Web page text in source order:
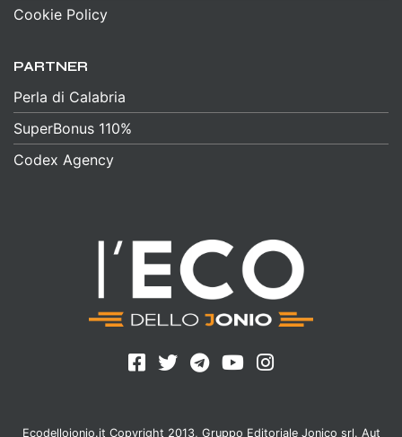
Cookie Policy
PARTNER
Perla di Calabria
SuperBonus 110%
Codex Agency
Ecodellojonio.it Copyright 2013, Gruppo Editoriale Jonico srl. Aut